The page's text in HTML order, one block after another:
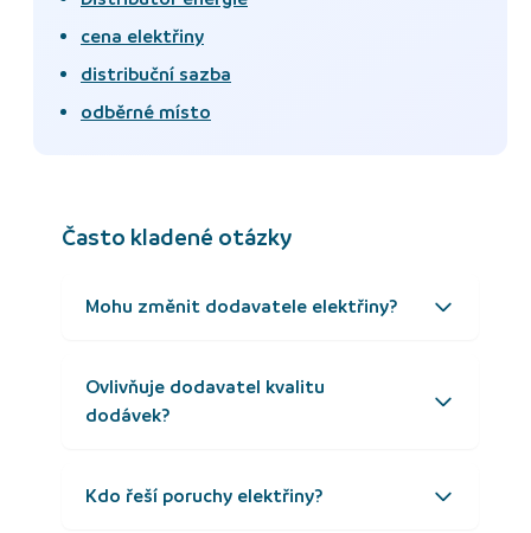
cena elektřiny
distribuční sazba
odběrné místo
Často kladené otázky
Mohu změnit dodavatele elektřiny?
Ovlivňuje dodavatel kvalitu
dodávek?
Kdo řeší poruchy elektřiny?